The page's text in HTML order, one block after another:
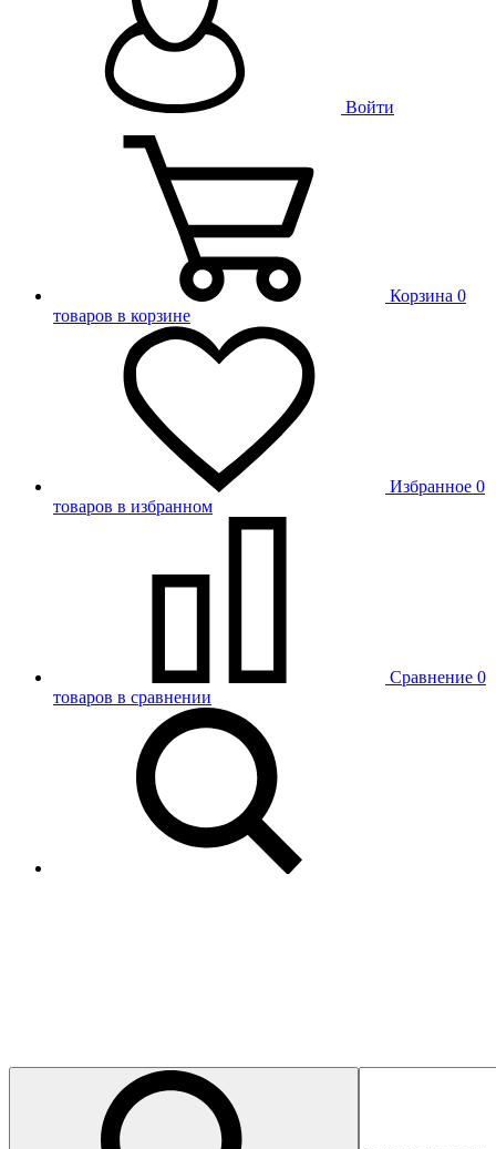
Войти
Корзина 0
товаров в корзине
Избранное 0
товаров в избранном
Сравнение 0
товаров в сравнении